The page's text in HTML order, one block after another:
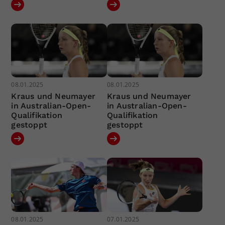
08.01.2025
Kraus und Neumayer
in Australian-Open-
Qualifikation
gestoppt
08.01.2025
Kraus und Neumayer
in Australian-Open-
Qualifikation
gestoppt
08.01.2025 07.01.2025